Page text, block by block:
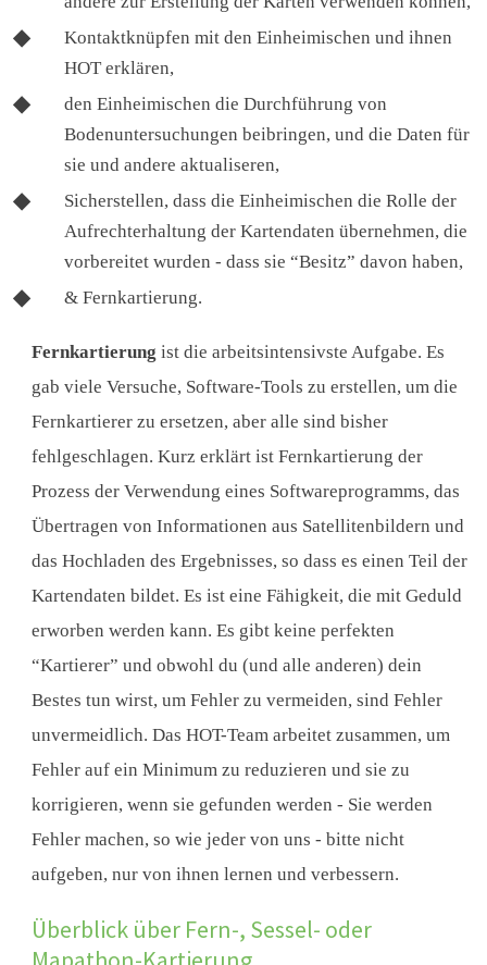
Kontaktknüpfen mit den Einheimischen und ihnen
HOT erklären,
den Einheimischen die Durchführung von
Bodenuntersuchungen beibringen, und die Daten für
sie und andere aktualiseren,
Sicherstellen, dass die Einheimischen die Rolle der
Aufrechterhaltung der Kartendaten übernehmen, die
vorbereitet wurden - dass sie “Besitz” davon haben,
& Fernkartierung.
Fernkartierung ist die arbeitsintensivste Aufgabe. Es
gab viele Versuche, Software-Tools zu erstellen, um die
Fernkartierer zu ersetzen, aber alle sind bisher
fehlgeschlagen. Kurz erklärt ist Fernkartierung der
Prozess der Verwendung eines Softwareprogramms, das
Übertragen von Informationen aus Satellitenbildern und
das Hochladen des Ergebnisses, so dass es einen Teil der
Kartendaten bildet. Es ist eine Fähigkeit, die mit Geduld
erworben werden kann. Es gibt keine perfekten
“Kartierer” und obwohl du (und alle anderen) dein
Bestes tun wirst, um Fehler zu vermeiden, sind Fehler
unvermeidlich. Das HOT-Team arbeitet zusammen, um
Fehler auf ein Minimum zu reduzieren und sie zu
korrigieren, wenn sie gefunden werden - Sie werden
Fehler machen, so wie jeder von uns - bitte nicht
aufgeben, nur von ihnen lernen und verbessern.
Überblick über Fern-, Sessel- oder